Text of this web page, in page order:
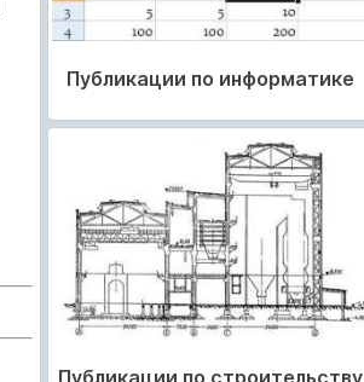
Публикации по информатике
Публикации по строительству